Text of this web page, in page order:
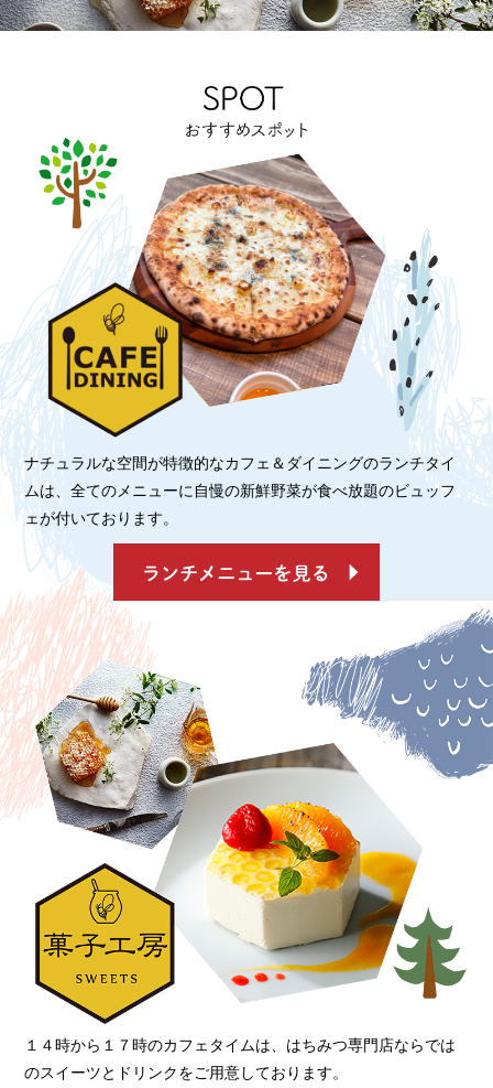
ナチュラルな空間が特徴的なカフェ＆ダイニングのランチタイ
ムは、全てのメニューに自慢の新鮮野菜が食べ放題のビュッフ
ェが付いております。
１４時から１７時のカフェタイムは、はちみつ専門店ならでは
のスイーツとドリンクをご用意しております。